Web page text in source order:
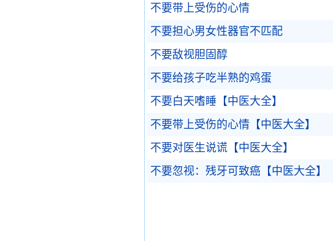
不要带上受伤的心情
不要担心男女性器官不匹配
不要敌视胆固醇
不要给孩子吃半熟的鸡蛋
不要白天嗜睡【中医大全】
不要带上受伤的心情【中医大全】
不要对医生说谎【中医大全】
不要忽视：残牙可致癌【中医大全】